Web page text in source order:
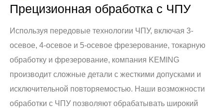
Прецизионная обработка с ЧПУ
Используя передовые технологии ЧПУ, включая 3-
осевое, 4-осевое и 5-осевое фрезерование, токарную
обработку и фрезерование, компания KEMING
производит сложные детали с жесткими допусками и
исключительной повторяемостью. Наши возможности
обработки с ЧПУ позволяют обрабатывать широкий